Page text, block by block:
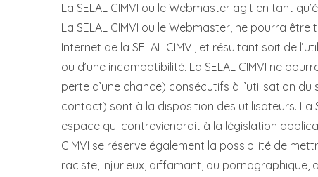
La SELAL CIMVI ou le Webmaster agit en tant
La SELAL CIMVI ou le Webmaster, ne pourra
Internet de la SELAL CIMVI, et résultant soit de
ou d’une incompatibilité. La SELAL CIMVI ne
perte d’une chance) consécutifs à l’utilisation
contact) sont à la disposition des utilisateurs. La
espace qui contreviendrait à la législation
CIMVI se réserve également la possibilité de
raciste, injurieux, diffamant, ou pornographique,